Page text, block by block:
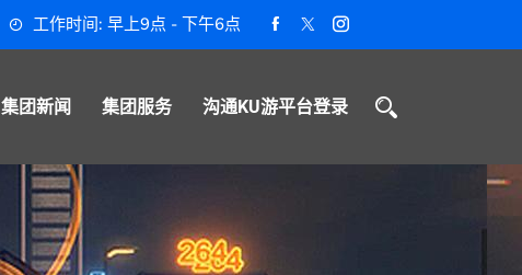
工作时间: 早上9点 - 下午6点
集团新闻 集团服务 沟通KU游平台登录